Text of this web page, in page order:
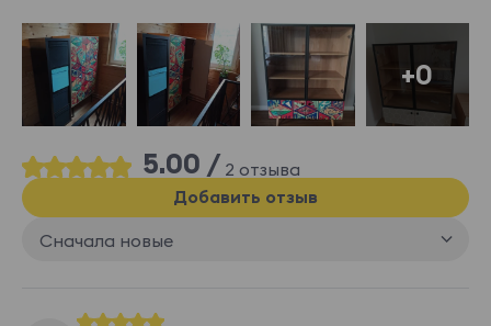
+0
5.00 / 2 отзыва
Сначала новые
Добавить отзыв